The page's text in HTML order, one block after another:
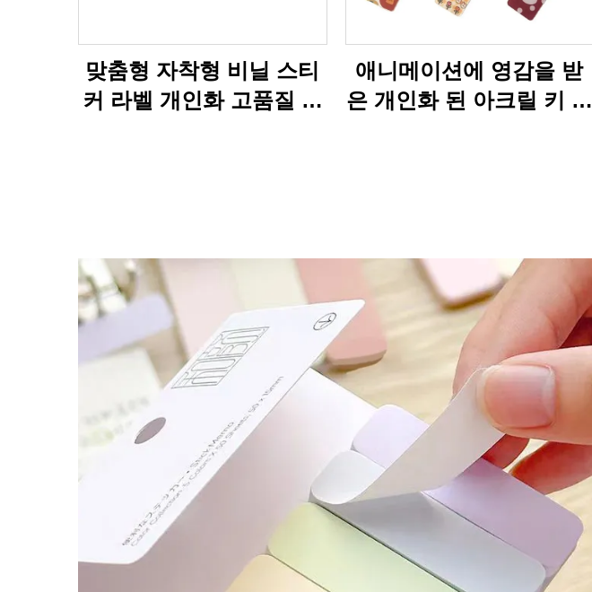
맞춤형 자착형 비닐 스티
커 라벨 개인화 고품질 롤
애니메이션에 영감을 받
은 개인화 된 아크릴 키 체